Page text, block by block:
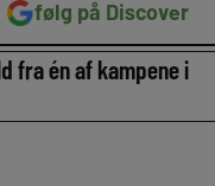
følg på Discover
fra én af kampene i